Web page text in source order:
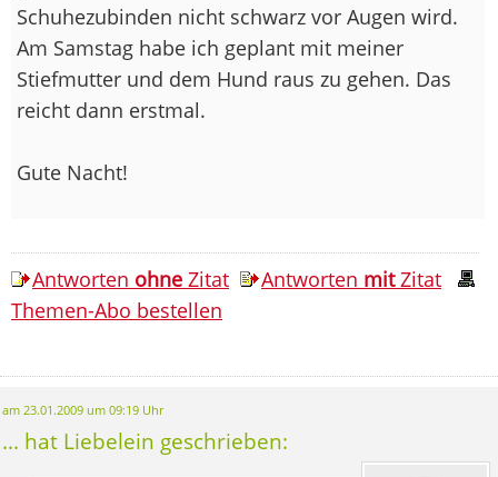
Schuhezubinden nicht schwarz vor Augen wird.
Am Samstag habe ich geplant mit meiner
Stiefmutter und dem Hund raus zu gehen. Das
reicht dann erstmal.
Gute Nacht!
Antworten ohne Zitat Antworten mitZitat
Themen-Abo bestellen
am 23.01.2009 um 09:19 Uhr
... hat Liebelein geschrieben: